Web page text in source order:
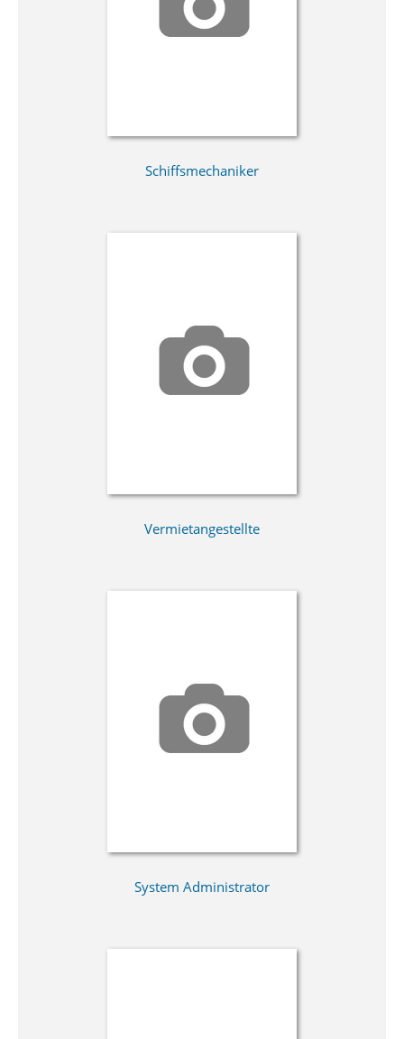
Schiffsmechaniker
Vermietangestellte
System Administrator